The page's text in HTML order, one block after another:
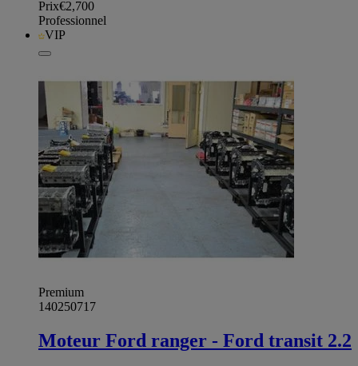
Prix€2,700
Professionnel
VIP
Premium
140250717
Moteur Ford ranger - Ford transit 2.2